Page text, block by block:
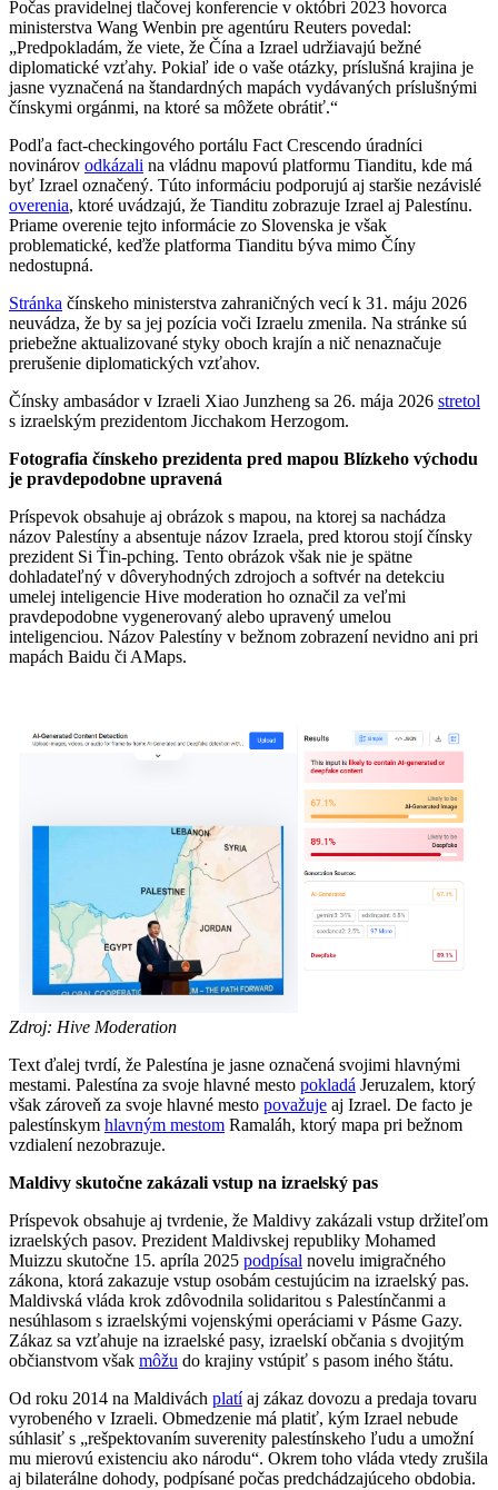
Počas pravidelnej tlačovej konferencie v októbri 2023 hovorca
ministerstva Wang Wenbin pre agentúru Reuters povedal:
„Predpokladám, že viete, že Čína a Izrael udržiavajú bežné
diplomatické vzťahy. Pokiaľ ide o vaše otázky, príslušná krajina je
jasne vyznačená na štandardných mapách vydávaných príslušnými
čínskymi orgánmi, na ktoré sa môžete obrátiť.“
Podľa fact-checkingového portálu Fact Crescendo úradníci
novinárov odkázali na vládnu mapovú platformu Tianditu, kde má
byť Izrael označený. Túto informáciu podporujú aj staršie nezávislé
overenia, ktoré uvádzajú, že Tianditu zobrazuje Izrael aj Palestínu.
Priame overenie tejto informácie zo Slovenska je však
problematické, keďže platforma Tianditu býva mimo Číny
nedostupná.
Stránka čínskeho ministerstva zahraničných vecí k 31. máju 2026
neuvádza, že by sa jej pozícia voči Izraelu zmenila. Na stránke sú
priebežne aktualizované styky oboch krajín a nič nenaznačuje
prerušenie diplomatických vzťahov.
Čínsky ambasádor v Izraeli Xiao Junzheng sa 26. mája 2026 stretol
s izraelským prezidentom Jicchakom Herzogom.
Fotografia čínskeho prezidenta pred mapou Blízkeho východu
je pravdepodobne upravená
Príspevok obsahuje aj obrázok s mapou, na ktorej sa nachádza
názov Palestíny a absentuje názov Izraela, pred ktorou stojí čínsky
prezident Si Ťin-pching. Tento obrázok však nie je spätne
dohladateľný v dôveryhodných zdrojoch a softvér na detekciu
umelej inteligencie Hive moderation ho označil za veľmi
pravdepodobne vygenerovaný alebo upravený umelou
inteligenciou. Názov Palestíny v bežnom zobrazení nevidno ani pri
mapách Baidu či AMaps.
Zdroj: Hive Moderation
Text ďalej tvrdí, že Palestína je jasne označená svojimi hlavnými
mestami. Palestína za svoje hlavné mesto pokladá Jeruzalem, ktorý
však zároveň za svoje hlavné mesto považuje aj Izrael. De facto je
palestínskym hlavným mestom Ramaláh, ktorý mapa pri bežnom
vzdialení nezobrazuje.
Maldivy skutočne zakázali vstup na izraelský pas
Príspevok obsahuje aj tvrdenie, že Maldivy zakázali vstup držiteľom
izraelských pasov. Prezident Maldivskej republiky Mohamed
Muizzu skutočne 15. apríla 2025 podpísal novelu imigračného
zákona, ktorá zakazuje vstup osobám cestujúcim na izraelský pas.
Maldivská vláda krok zdôvodnila solidaritou s Palestínčanmi a
nesúhlasom s izraelskými vojenskými operáciami v Pásme Gazy.
Zákaz sa vzťahuje na izraelské pasy, izraelskí občania s dvojitým
občianstvom však môžu do krajiny vstúpiť s pasom iného štátu.
Od roku 2014 na Maldivách platíaj zákaz dovozu a predaja tovaru
vyrobeného v Izraeli. Obmedzenie má platiť, kým Izrael nebude
súhlasiť s „rešpektovaním suverenity palestínskeho ľudu a umožní
mu mierovú existenciu ako národu“. Okrem toho vláda vtedy zrušila
aj bilaterálne dohody, podpísané počas predchádzajúceho obdobia.